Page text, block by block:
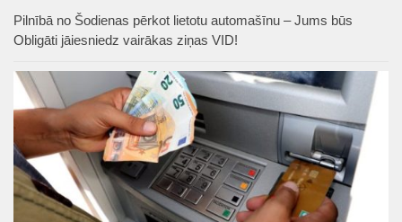
Pilnībā no Šodienas pērkot lietotu automašīnu – Jums būs
Obligāti jāiesniedz vairākas ziņas VID!